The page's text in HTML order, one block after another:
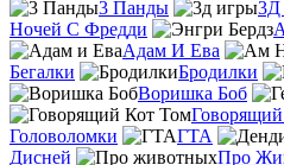
3 Панды
3Д
Ночей С Фредди
Адам И Ева
Бегалки
Бродилки
Воришка Боб
Головоломки
ГТА
Дисней
Про